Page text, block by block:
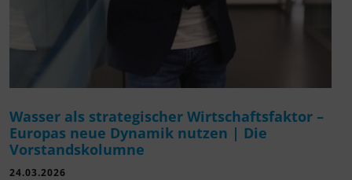
Wasser als strategischer Wirtschaftsfaktor –
Europas neue Dynamik nutzen | Die
Vorstandskolumne
24.03.2026